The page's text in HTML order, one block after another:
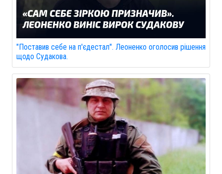
"Поставив себе на п'єдестал". Леоненко оголосив рішення
щодо Судакова.